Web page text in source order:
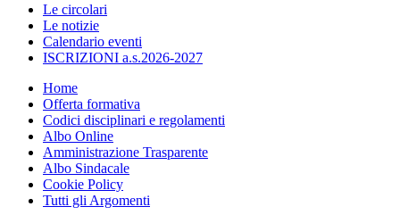
Le circolari
Le notizie
Calendario eventi
ISCRIZIONI a.s.2026-2027
Home
Offerta formativa
Codici disciplinari e regolamenti
Albo Online
Amministrazione Trasparente
Albo Sindacale
Cookie Policy
Tutti gli Argomenti